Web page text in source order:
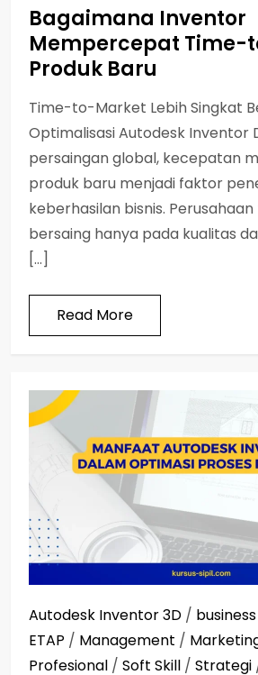
Bagaimana Inventor
Mempercepat Time-
Produk Baru
Time-to-Market Lebih Singkat
Optimalisasi Autodesk Inventor
persaingan global, kecepatan
produk baru menjadi faktor
keberhasilan bisnis.
bersaing hanya pada kualitas
[…]
Read More
Autodesk Inventor 3D / business
ETAP / Management /
Profesional / Soft Skill / Strategi